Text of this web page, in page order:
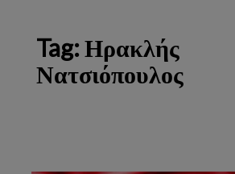
Tag:Ηρακλής
Νατσιόπουλος